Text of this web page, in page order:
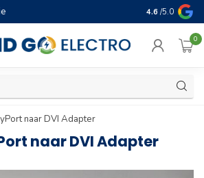
Geld terug
4.6 /5.0
0
naar DVI Adapter
naar DVI Adapter